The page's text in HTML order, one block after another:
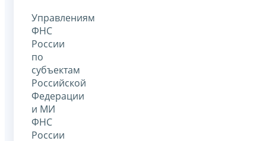
Управлениям
ФНС
России
по
субъектам
Российской
Федерации
и МИ
ФНС
России